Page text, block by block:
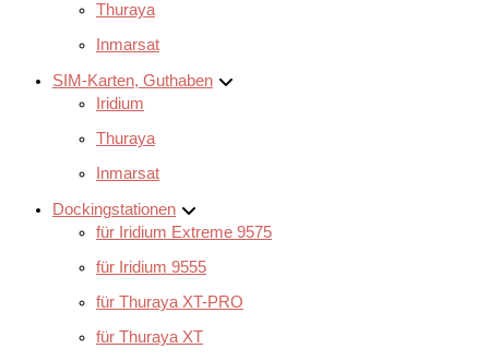
Thuraya
Inmarsat
SIM-Karten, Guthaben
Iridium
Thuraya
Inmarsat
Dockingstationen
für Iridium Extreme 9575
für Iridium 9555
für Thuraya XT-PRO
für Thuraya XT